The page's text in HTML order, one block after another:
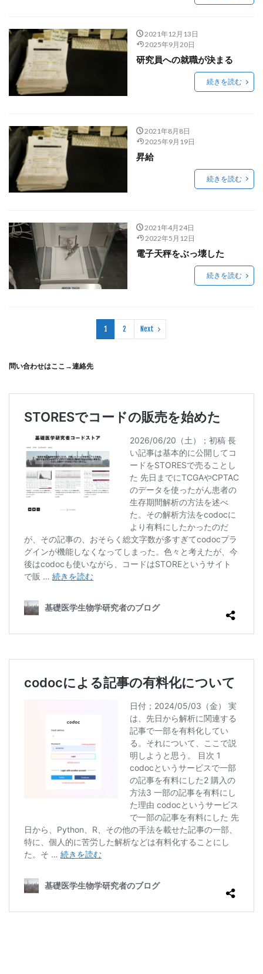
2021年12月13日
2025年9月20日
研究員への就職が決まる
続きを読む
2021年8月8日
2025年9月19日
昇給
続きを読む
2021年4月24日
2022年5月12日
電子天秤をぶっ壊した
続きを読む
1 2 Next
問い合わせはここ→連絡先